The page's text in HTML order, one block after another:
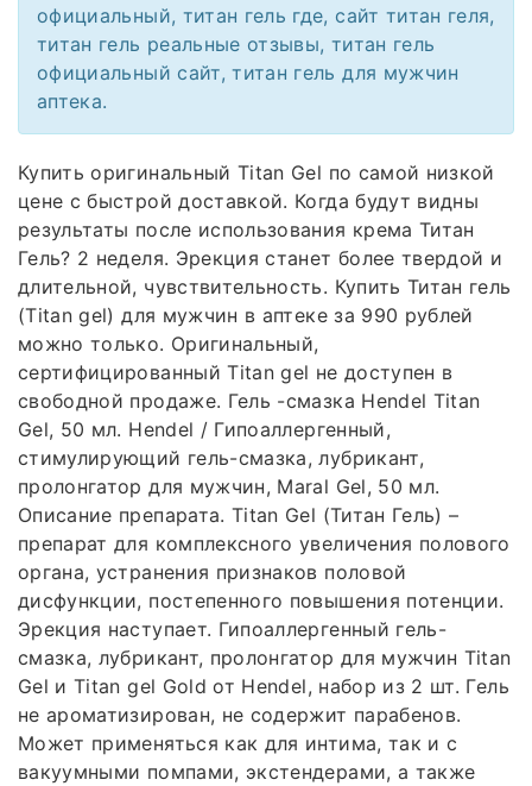
официальный, титан гель где, сайт титан геля,
титан гель реальные отзывы, титан гель
официальный сайт, титан гель для мужчин
аптека.
Купить оригинальный Titan Gel по самой низкой
цене с быстрой доставкой. Когда будут видны
результаты после использования крема Титан
Гель? 2 неделя. Эрекция станет более твердой и
длительной, чувствительность. Купить Титан гель
(Titan gel) для мужчин в аптеке за 990 рублей
можно только. Оригинальный,
сертифицированный Titan gel не доступен в
свободной продаже. Гель -смазка Hendel Titan
Gel, 50 мл. Hendel / Гипоаллергенный,
стимулирующий гель-смазка, лубрикант,
пролонгатор для мужчин, Maral Gel, 50 мл.
Описание препарата. Titan Gel (Титан Гель) –
препарат для комплексного увеличения полового
органа, устранения признаков половой
дисфункции, постепенного повышения потенции.
Эрекция наступает. Гипоаллергенный гель-
смазка, лубрикант, пролонгатор для мужчин Titan
Gel и Titan gel Gold от Hendel, набор из 2 шт. Гель
не ароматизирован, не содержит парабенов.
Может применяться как для интима, так и с
вакуумными помпами, экстендерами, а также